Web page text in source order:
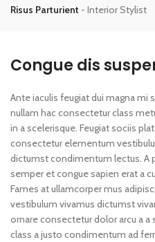
Risus Parturient Interior Stylist
Congue dis
Ante iaculis feugiat dui magna mi
nullam hac consectetur class
in a scelerisque. Feugiat sociis
consectetur elementum
dictumst condimentum lectus. A
semper et congue sapien erat a
Fames at ullamcorper mus
vestibulum vivamus dictumst
ornare consectetur dolor arcu a a
class a justo condimentum ad